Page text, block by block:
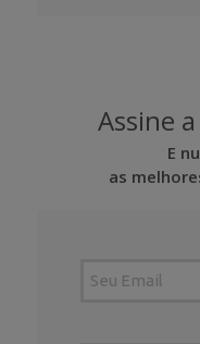
Assine
E
as